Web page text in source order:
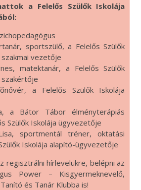
a Felelős Szülők Iskolája
sportszülő, a Felelős Szülők
vezetője
matektanár, a Felelős Szülők
szakértője
a Felelős Szülők Iskolája
a Bátor Tábor élményterápiás
Szülők Iskolája ügyvezetője
sportmentál tréner, oktatási
Iskolája alapító-ügyvezetője
regisztrálni hírlevelükre, belépni az
Power – Kisgyermeknevelő,
és Tanár Klubba is!